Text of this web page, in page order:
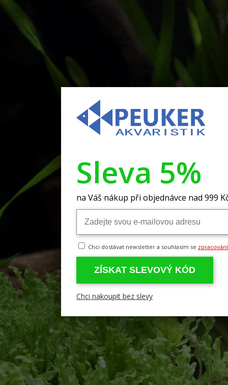
Sleva 5%
na Váš nákup při objednávce nad 999
Chci dostávat newsletter a souhlasím se
ZÍSKAT SLEVOVÝ KÓD
Chci nakoupit bez slevy